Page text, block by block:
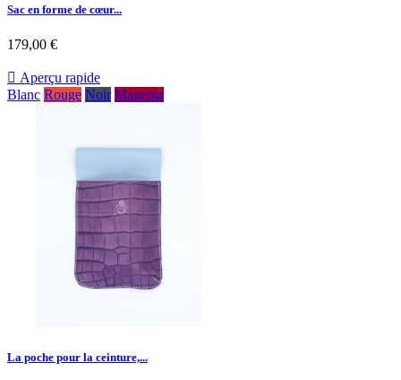
Sac en forme de cœur...
179,00 €
 Aperçu rapide
Blanc Rouge Noir Magenta
La poche pour la ceinture,...